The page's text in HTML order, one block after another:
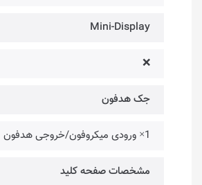
Mini-Display
❌
جک هدفون
1× ورودی میکروفون/خروجی هدفون
مشخصات صفحه کلید